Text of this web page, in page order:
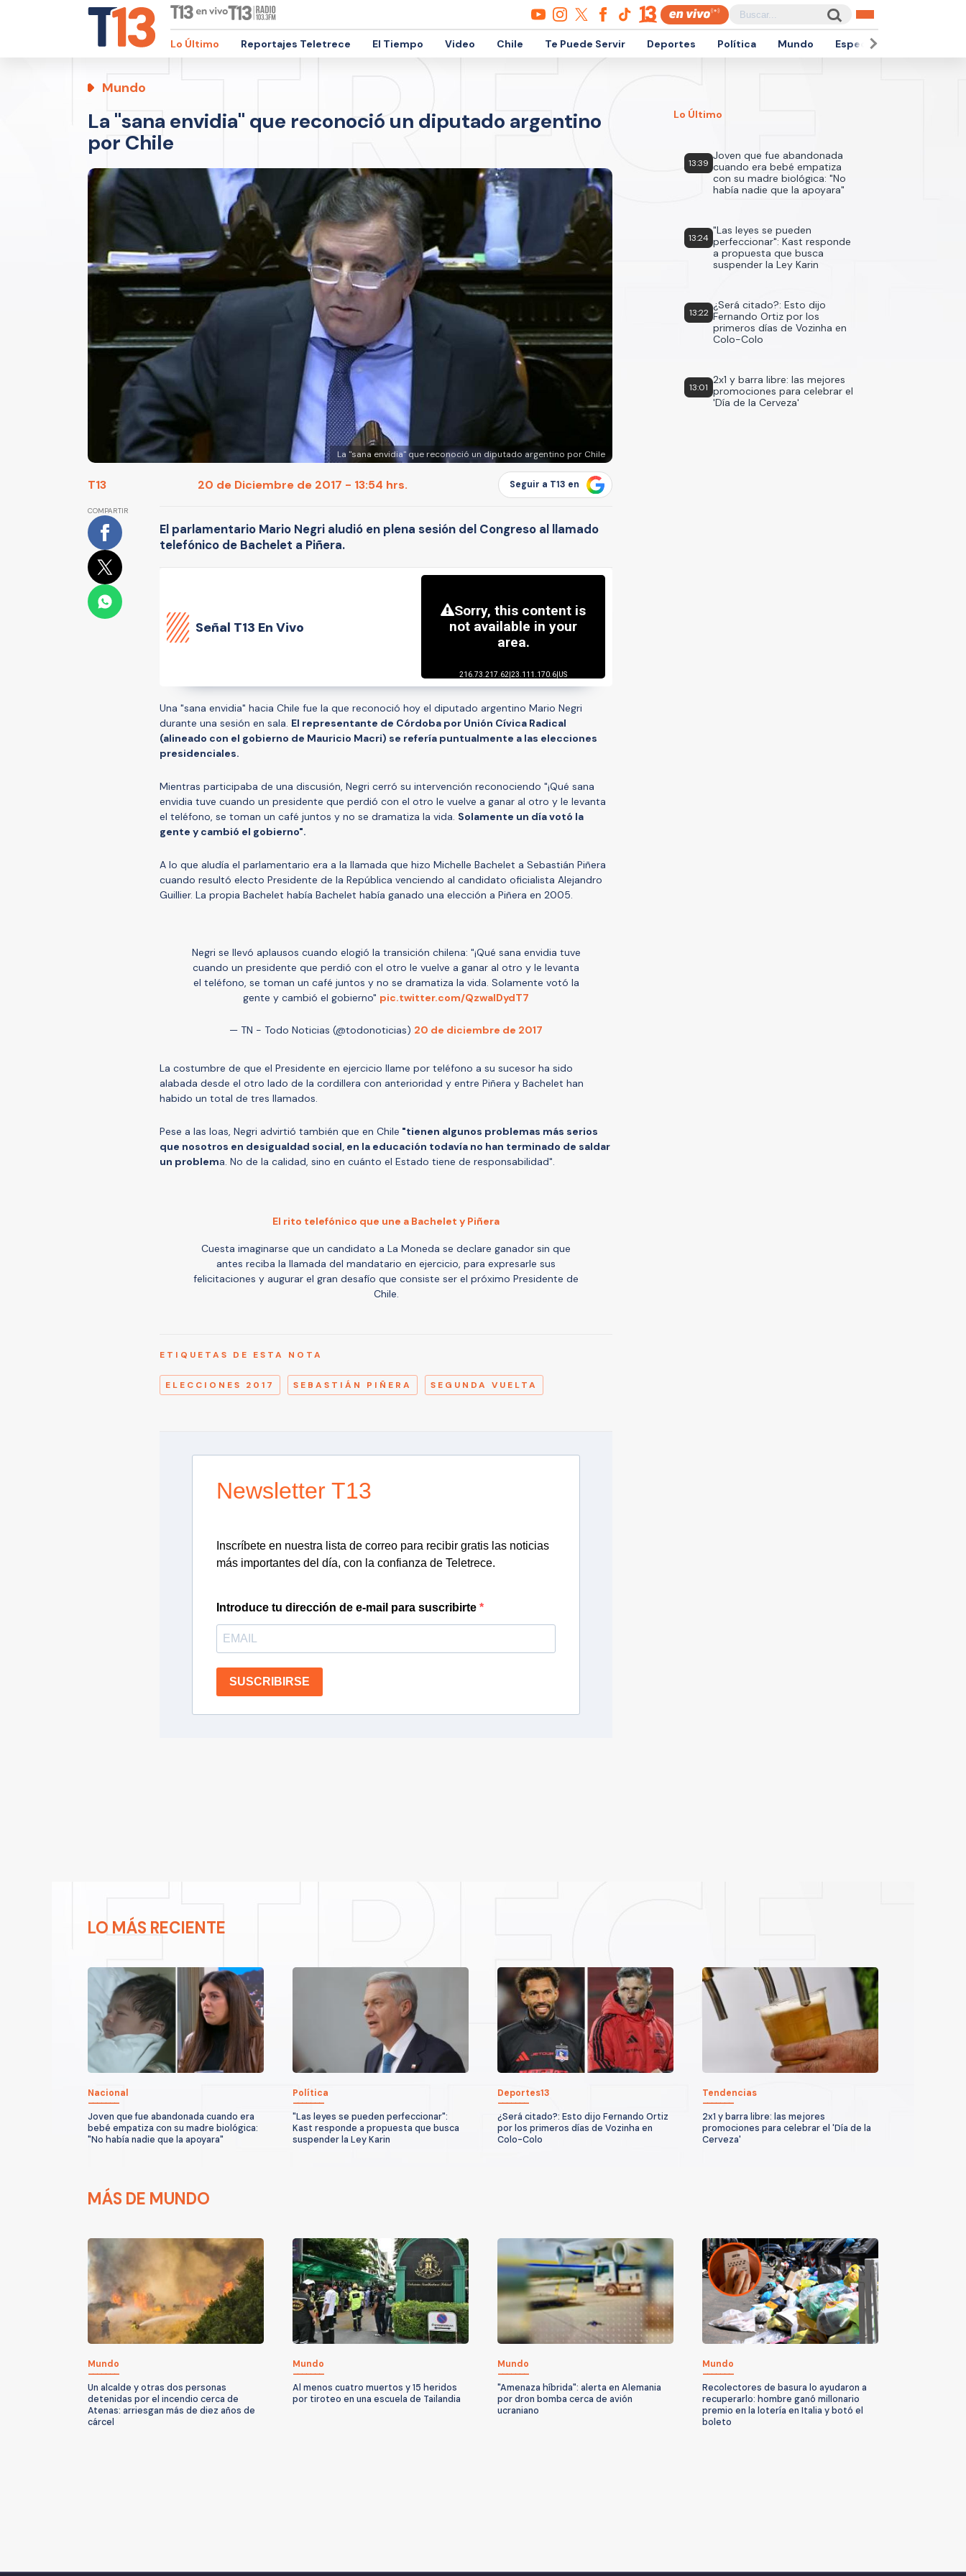
Lo Último Reportajes Teletrece El Tiempo Video Chile Te Puede Servir Deportes Política Mundo Espectáculos
Mundo
La "sana envidia" que reconoció un diputado argentino
por Chile
La "sana envidia" que reconoció un diputado argentino por Chile
T13 20 de Diciembre de 2017 - 13:54 hrs. Seguir a T13 en
COMPARTIR
El parlamentario Mario Negri aludió en plena sesión del Congreso al llamado
telefónico de Bachelet a Piñera.
Señal T13 En Vivo
Una "sana envidia" hacia Chile fue la que reconoció hoy el diputado argentino Mario Negri
durante una sesión en sala. El representante de Córdoba por Unión Cívica Radical
(alineado con el gobierno de Mauricio Macri) se refería puntualmente a las elecciones
presidenciales.
Mientras participaba de una discusión, Negri cerró su intervención reconociendo "¡Qué sana
envidia tuve cuando un presidente que perdió con el otro le vuelve a ganar al otro y le levanta
el teléfono, se toman un café juntos y no se dramatiza la vida. Solamente un día votó la
gente y cambió el gobierno".
A lo que aludía el parlamentario era a la llamada que hizo Michelle Bachelet a Sebastián Piñera
cuando resultó electo Presidente de la República venciendo al candidato oficialista Alejandro
Guillier. La propia Bachelet había Bachelet había ganado una elección a Piñera en 2005.
Negri se llevó aplausos cuando elogió la transición chilena: "¡Qué sana envidia tuve
cuando un presidente que perdió con el otro le vuelve a ganar al otro y le levanta
el teléfono, se toman un café juntos y no se dramatiza la vida. Solamente votó la
gente y cambió el gobierno" pic.twitter.com/QzwaIDydT7
— TN - Todo Noticias (@todonoticias) 20 de diciembre de 2017
La costumbre de que el Presidente en ejercicio llame por teléfono a su sucesor ha sido
alabada desde el otro lado de la cordillera con anterioridad y entre Piñera y Bachelet han
habido un total de tres llamados.
Pese a las loas, Negri advirtió también que en Chile "tienen algunos problemas más serios
que nosotros en desigualdad social, en la educación todavía no han terminado de saldar
un problema. No de la calidad, sino en cuánto el Estado tiene de responsabilidad".
El rito telefónico que une a Bachelet y Piñera
Cuesta imaginarse que un candidato a La Moneda se declare ganador sin que
antes reciba la llamada del mandatario en ejercicio, para expresarle sus
felicitaciones y augurar el gran desafío que consiste ser el próximo Presidente de
Chile.
ETIQUETAS DE ESTA NOTA
ELECCIONES 2017 SEBASTIÁN PIÑERA SEGUNDA VUELTA
Newsletter T13
Inscríbete en nuestra lista de correo para recibir gratis las noticias
más importantes del día, con la confianza de Teletrece.
Introduce tu dirección de e-mail para suscribirte
SUSCRIBIRSE
Lo Último
13:39
Joven que fue abandonada
cuando era bebé empatiza
con su madre biológica: "No
había nadie que la apoyara"
13:24
"Las leyes se pueden
perfeccionar": Kast responde
a propuesta que busca
suspender la Ley Karin
13:22
¿Será citado?: Esto dijo
Fernando Ortiz por los
primeros días de Vozinha en
Colo-Colo
13:01
2x1 y barra libre: las mejores
promociones para celebrar el
'Día de la Cerveza'
LO MÁS RECIENTE
Nacional
Joven que fue abandonada cuando era
bebé empatiza con su madre biológica:
"No había nadie que la apoyara"
Política
"Las leyes se pueden perfeccionar":
Kast responde a propuesta que busca
suspender la Ley Karin
Deportes13
¿Será citado?: Esto dijo Fernando Ortiz
por los primeros días de Vozinha en
Colo-Colo
Tendencias
2x1 y barra libre: las mejores
promociones para celebrar el 'Día de la
Cerveza'
MÁS DE MUNDO
Mundo
Un alcalde y otras dos personas
detenidas por el incendio cerca de
Atenas: arriesgan más de diez años de
cárcel
Mundo
Al menos cuatro muertos y 15 heridos
por tiroteo en una escuela de Tailandia
Mundo
"Amenaza híbrida": alerta en Alemania
por dron bomba cerca de avión
ucraniano
Mundo
Recolectores de basura lo ayudaron a
recuperarlo: hombre ganó millonario
premio en la lotería en Italia y botó el
boleto